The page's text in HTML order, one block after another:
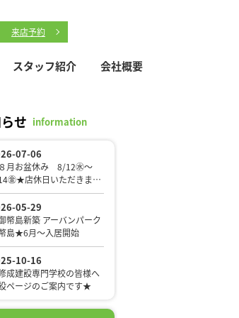
来店予約
スタッフ紹介 会社概要
せ information